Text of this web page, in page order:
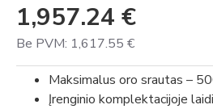
1,957.24 €
Be PVM: 1,617.55 €
Maksimalus oro srautas –
Įrenginio komplektacijoje